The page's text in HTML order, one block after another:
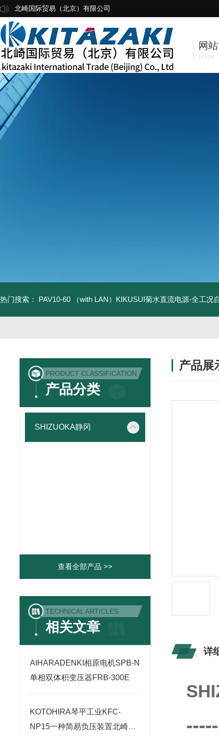
北崎国际贸易（北京）有限公司
网
Home
热门搜索： PAV10-60 （with LAN）KIKUSUI菊水直流电源-全工况
PRODUCT CLASSIFICATION
产品分类
SHIZUOKA静冈
查看全部产品 >>
TECHNICAL ARTICLES
相关文章
AIHARADENKI相原电机SPB-N
单相双体积变压器FRB-300E
KOTOHIRA琴平工业KFC-
NP15一种简易负压装置北崎热
产品展
详